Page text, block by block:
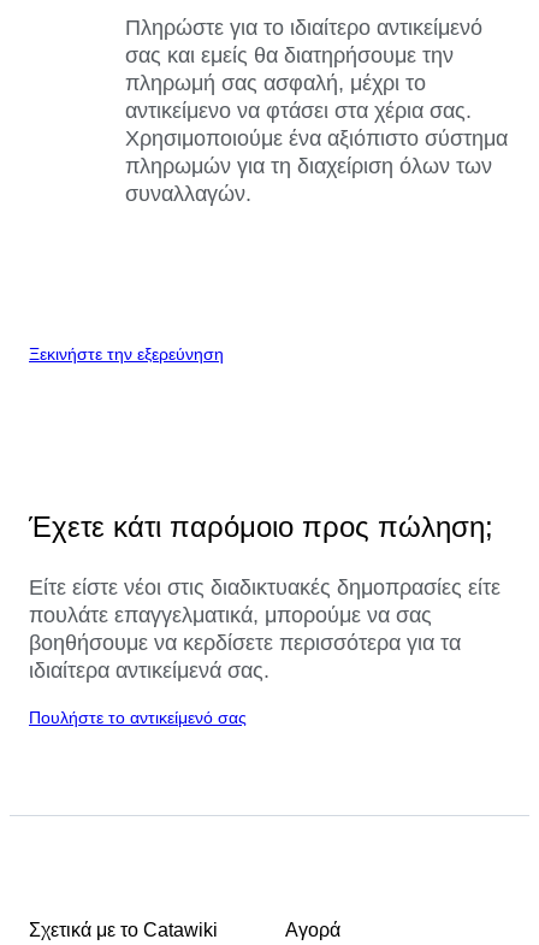
Πληρώστε για το ιδιαίτερο αντικείμενό
σας και εμείς θα διατηρήσουμε την
πληρωμή σας ασφαλή, μέχρι το
αντικείμενο να φτάσει στα χέρια σας.
Χρησιμοποιούμε ένα αξιόπιστο σύστημα
πληρωμών για τη διαχείριση όλων των
συναλλαγών.
Ξεκινήστε την εξερεύνηση
Έχετε κάτι παρόμοιο προς πώληση;
Είτε είστε νέοι στις διαδικτυακές δημοπρασίες είτε
πουλάτε επαγγελματικά, μπορούμε να σας
βοηθήσουμε να κερδίσετε περισσότερα για τα
ιδιαίτερα αντικείμενά σας.
Πουλήστε το αντικείμενό σας
Σχετικά με το Catawiki Αγορά